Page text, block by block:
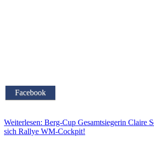
Facebook
Weiterlesen: Berg-Cup Gesamtsiegerin Claire
sich Rallye WM-Cockpit!